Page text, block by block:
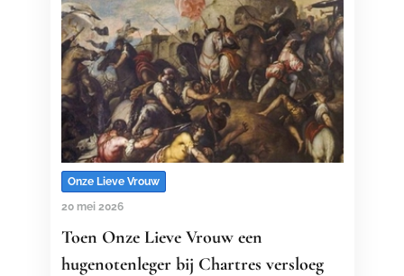
Onze Lieve Vrouw
20 mei 2026
Toen Onze Lieve Vrouw een
hugenotenleger bij Chartres versloeg